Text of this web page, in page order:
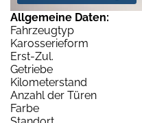
Allgemeine Daten:
Fahrzeugtyp
Karosserieform
Erst-Zul.
Getriebe
Kilometerstand
Anzahl der Türen
Farbe